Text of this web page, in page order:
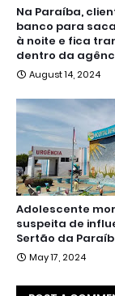
Na Paraíba,
banco para
à noite e fica
dentro da
August 14, 2024
Adolescente
suspeita de
Sertão da
May 17, 2024